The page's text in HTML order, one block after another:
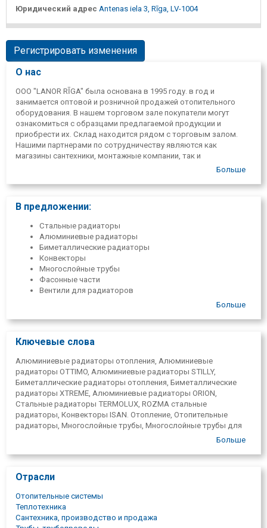
Юридический адрес Antenas iela 3, Rīga, LV-1004
Регистрировать изменения
О нас
ООО "LANOR RĪGA" была основана в 1995 году. в год и
занимается оптовой и розничной продажей отопительного
оборудования. В нашем торговом зале покупатели могут
ознакомиться с образцами предлагаемой продукции и
приобрести их. Склад находится рядом с торговым залом.
Нашими партнерами по сотрудничеству являются как
магазины сантехники, монтажные компании, так и
Больше
В предложении:
Стальные радиаторы
Алюминиевые радиаторы
Биметаллические радиаторы
Конвекторы
Многослойные трубы
Фасонные части
Вентили для радиаторов
Трубы и аксессуары для теплого пола
Больше
Ключевые слова
Алюминиевые радиаторы отопления, Алюминиевые
радиаторы OTTIMO, Алюминиевые радиаторы STILLY,
Биметаллические радиаторы отопления, Биметаллические
радиаторы XTREME, Алюминиевые радиаторы ORION,
Стальные радиаторы TERMOLUX, ROZMA стальные
радиаторы, Конвекторы ISAN. Отопление, Отопительные
радиаторы, Многослойные трубы, Многослойные трубы для
отопления и водопроводов UNIDELTA. Конвекторы. Фитинги
Термовентили для радиаторов, Термоголовки SCHLOSSER,
продажа, оптовая торговля. Рига, Сигулда, Огре, Jelgava,
Земгале, Курземе, Латгале, Латвия, Валмиера, Дрейлини,
Саласпилс.
Больше
Отрасли
Отопительные системы
Теплотехника
Сантехника, производство и продажа